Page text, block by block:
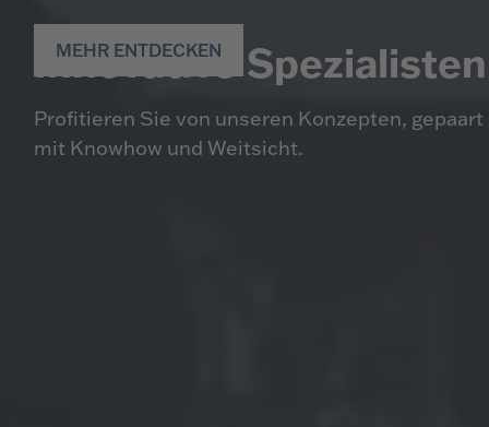
Innovative Spezialisten
Profitieren Sie von unseren Konzepten, gepaart
mit Knowhow und Weitsicht.
MEHR ENTDECKEN